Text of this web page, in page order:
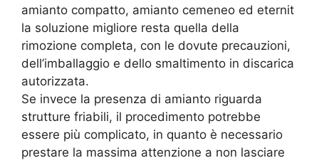
amianto compatto, amianto cemeneo ed eternit
la soluzione migliore resta quella della
rimozione completa, con le dovute precauzioni,
dell’imballaggio e dello smaltimento in discarica
autorizzata.
Se invece la presenza di amianto riguarda
strutture friabili, il procedimento potrebbe
essere più complicato, in quanto è necessario
prestare la massima attenzione a non lasciare